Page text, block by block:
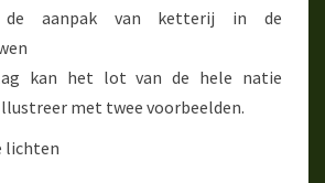
de aanpak van ketterij in de
kan het lot van de hele natie
met twee voorbeelden.
lichten